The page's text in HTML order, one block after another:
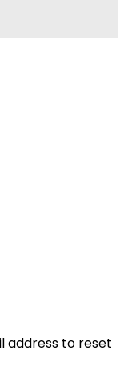
address to reset